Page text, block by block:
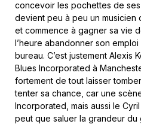
concevoir les pochettes de
devient peu à peu un musicien
et commence à gagner sa vie
l’heure abandonner son
bureau. C’est justement Alexis
Blues Incorporated à
fortement de tout laisser
tenter sa chance, car une
Incorporated, mais aussi le Cyril
peut que saluer la grandeur